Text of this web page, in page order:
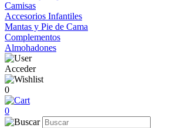
Camisas
Accesorios Infantiles
Mantas y Pie de Cama
Complementos
Almohadones
Acceder
0
0